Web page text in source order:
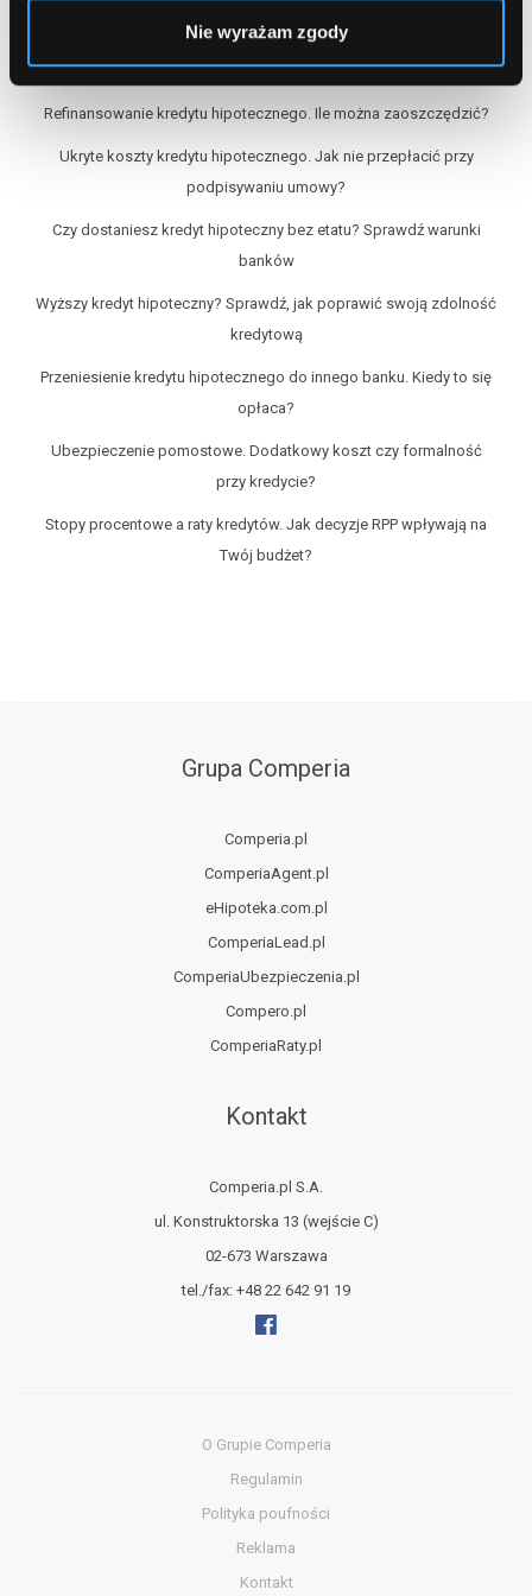
Nie wyrażam zgody
RSS
Refinansowanie kredytu hipotecznego. Ile można zaoszczędzić?
Ukryte koszty kredytu hipotecznego. Jak nie przepłacić przy
podpisywaniu umowy?
Czy dostaniesz kredyt hipoteczny bez etatu? Sprawdź warunki
banków
Wyższy kredyt hipoteczny? Sprawdź, jak poprawić swoją zdolność
kredytową
Przeniesienie kredytu hipotecznego do innego banku. Kiedy to się
opłaca?
Ubezpieczenie pomostowe. Dodatkowy koszt czy formalność
przy kredycie?
Stopy procentowe a raty kredytów. Jak decyzje RPP wpływają na
Twój budżet?
Grupa Comperia
Comperia.pl
ComperiaAgent.pl
eHipoteka.com.pl
ComperiaLead.pl
ComperiaUbezpieczenia.pl
Compero.pl
ComperiaRaty.pl
Kontakt
Comperia.pl S.A.
ul. Konstruktorska 13 (wejście C)
02-673 Warszawa
tel./fax: +48 22 642 91 19
O Grupie Comperia
Regulamin
Polityka poufności
Reklama
Kontakt